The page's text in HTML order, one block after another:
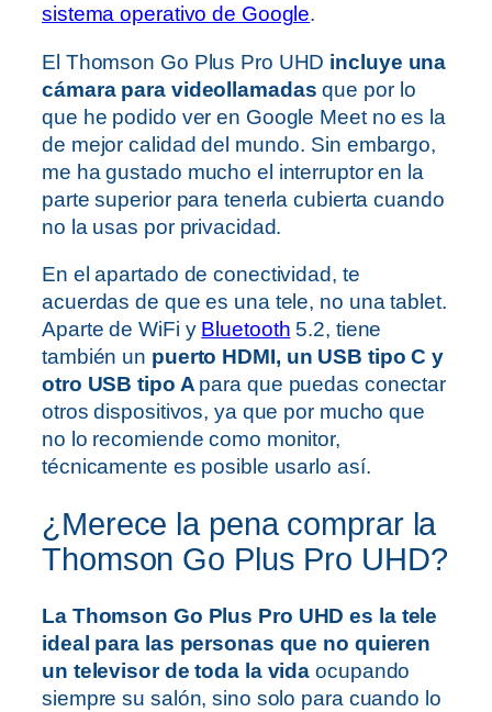
sistema operativo de Google.
El Thomson Go Plus Pro UHD incluye una
cámara para videollamadas que por lo
que he podido ver en Google Meet no es la
de mejor calidad del mundo. Sin embargo,
me ha gustado mucho el interruptor en la
parte superior para tenerla cubierta cuando
no la usas por privacidad.
En el apartado de conectividad, te
acuerdas de que es una tele, no una tablet.
Aparte de WiFi y Bluetooth 5.2, tiene
también un puerto HDMI, un USB tipo C y
otro USB tipo A para que puedas conectar
otros dispositivos, ya que por mucho que
no lo recomiende como monitor,
técnicamente es posible usarlo así.
¿Merece la pena comprar la
Thomson Go Plus Pro UHD?
La Thomson Go Plus Pro UHD es la tele
ideal para las personas que no quieren
un televisor de toda la vida ocupando
siempre su salón, sino solo para cuando lo